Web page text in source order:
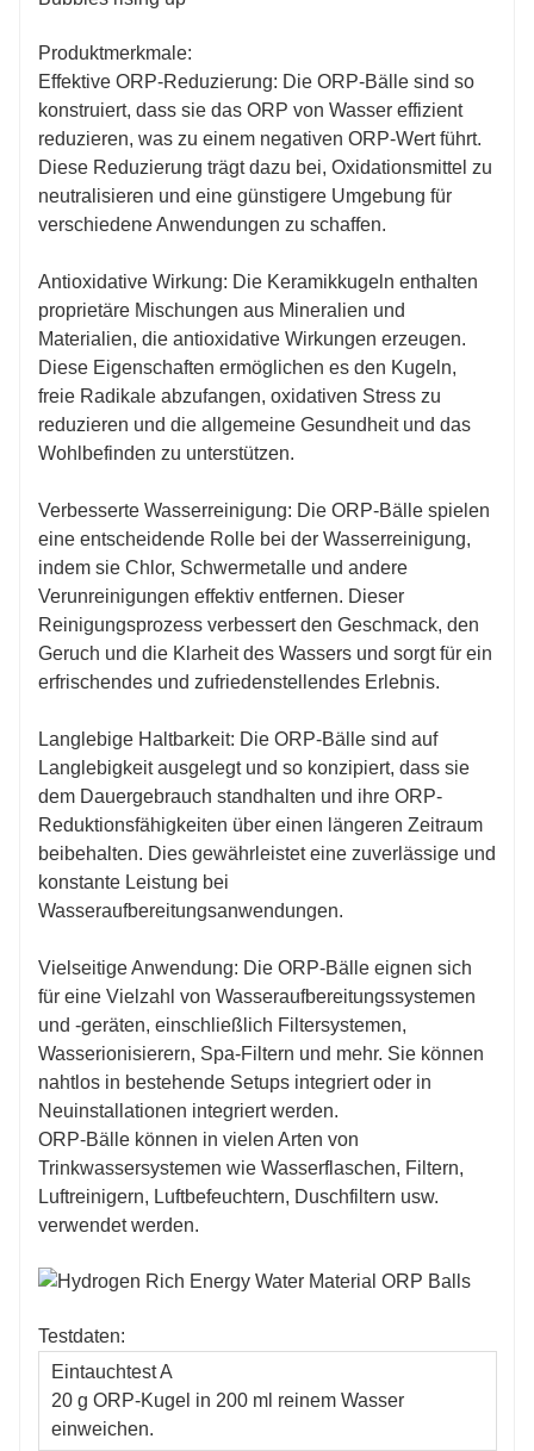
Produktmerkmale:
Effektive ORP-Reduzierung: Die ORP-Bälle sind so
konstruiert, dass sie das ORP von Wasser effizient
reduzieren, was zu einem negativen ORP-Wert führt.
Diese Reduzierung trägt dazu bei, Oxidationsmittel zu
neutralisieren und eine günstigere Umgebung für
verschiedene Anwendungen zu schaffen.
Antioxidative Wirkung: Die Keramikkugeln enthalten
proprietäre Mischungen aus Mineralien und
Materialien, die antioxidative Wirkungen erzeugen.
Diese Eigenschaften ermöglichen es den Kugeln,
freie Radikale abzufangen, oxidativen Stress zu
reduzieren und die allgemeine Gesundheit und das
Wohlbefinden zu unterstützen.
Verbesserte Wasserreinigung: Die ORP-Bälle spielen
eine entscheidende Rolle bei der Wasserreinigung,
indem sie Chlor, Schwermetalle und andere
Verunreinigungen effektiv entfernen. Dieser
Reinigungsprozess verbessert den Geschmack, den
Geruch und die Klarheit des Wassers und sorgt für ein
erfrischendes und zufriedenstellendes Erlebnis.
Langlebige Haltbarkeit: Die ORP-Bälle sind auf
Langlebigkeit ausgelegt und so konzipiert, dass sie
dem Dauergebrauch standhalten und ihre ORP-
Reduktionsfähigkeiten über einen längeren Zeitraum
beibehalten. Dies gewährleistet eine zuverlässige und
konstante Leistung bei
Wasseraufbereitungsanwendungen.
Vielseitige Anwendung: Die ORP-Bälle eignen sich
für eine Vielzahl von Wasseraufbereitungssystemen
und -geräten, einschließlich Filtersystemen,
Wasserionisierern, Spa-Filtern und mehr. Sie können
nahtlos in bestehende Setups integriert oder in
Neuinstallationen integriert werden.
ORP-Bälle können in vielen Arten von
Trinkwassersystemen wie Wasserflaschen, Filtern,
Luftreinigern, Luftbefeuchtern, Duschfiltern usw.
verwendet werden.
Testdaten:
Eintauchtest A
20 g ORP-Kugel in 200 ml reinem Wasser
einweichen.